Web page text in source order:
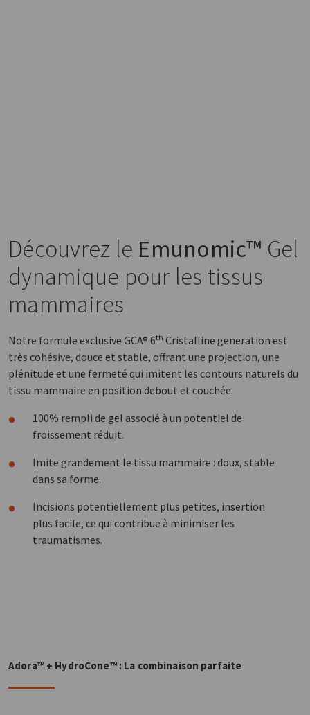
Découvrez le Emunomic™ Gel
dynamique pour les tissus
mammaires
Notre formule exclusive GCA® 6th Cristalline generation est
très cohésive, douce et stable, offrant une projection, une
plénitude et une fermeté qui imitent les contours naturels du
tissu mammaire en position debout et couchée.
100% rempli de gel associé à un potentiel de
froissement réduit.
Imite grandement le tissu mammaire : doux, stable
dans sa forme.
Incisions potentiellement plus petites, insertion
plus facile, ce qui contribue à minimiser les
traumatismes.
Adora™ + HydroCone™ : La combinaison parfaite